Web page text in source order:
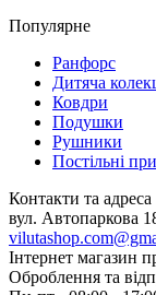
Популярне
Ранфорс
Дитяча
Ковдри
Подушки
Рушники
Постільні
Контакти та адреса
вул. Автопаркова
Інтернет магазин
Оброблення та